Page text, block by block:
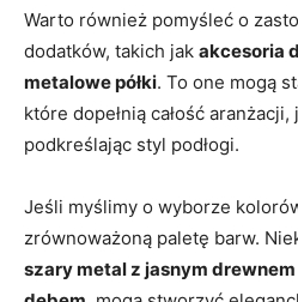
Warto również ⁣pomyśleć o
⁤dodatków,‍ takich​ jak akcesoria
metalowe półki. To one mogą
które dopełnią całość
podkreślając styl podłogi.
Jeśli myślimy o wyborze
zrównoważoną paletę barw.‍
szary metal⁤ z‌ jasnym drewnem